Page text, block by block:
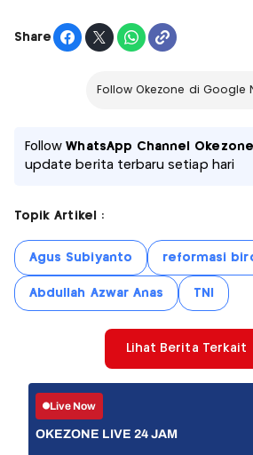
Share
Follow Okezone di Google
FollowWhatsApp Channel Okezone
update berita terbaru setiap hari
Topik Artikel :
Agus Subiyanto reformasi
Abdullah Azwar Anas TNI
Lihat Berita Terkait
Live Now
OKEZONE LIVE 24 JAM